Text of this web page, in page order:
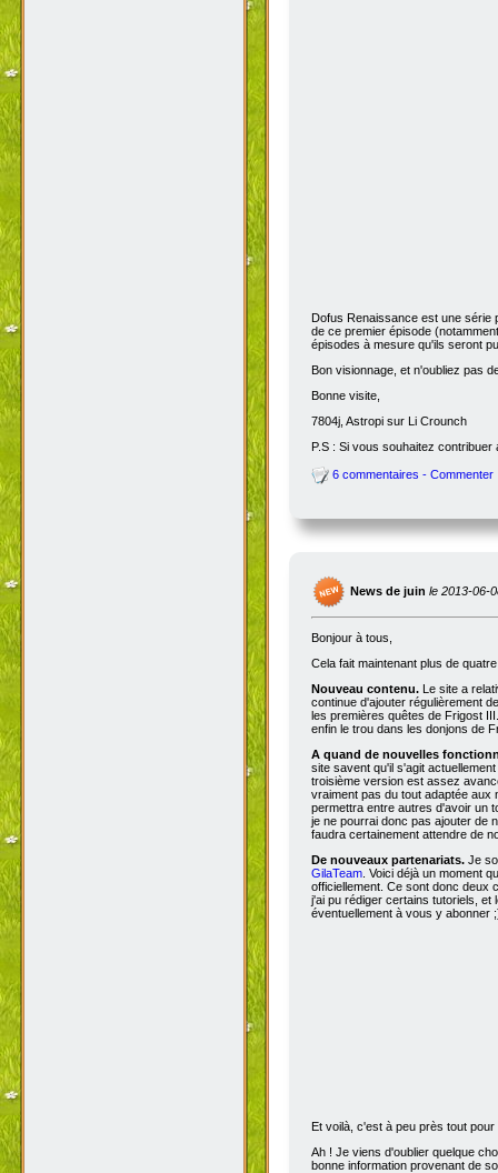
Dofus Renaissance est une série
de ce premier épisode
épisodes à mesure qu'ils seront
Bon visionnage, et n'oubliez pas
Bonne visite,
7804j, Astropi sur Li Crounch
P.S : Si vous souhaitez
6 commentaires - Commenter
News de juin le 2013-06-
Bonjour à tous,
Cela fait maintenant plus de
Nouveau contenu. Le site a
continue d'ajouter régulièrement
les premières quêtes de Frigost
enfin le trou dans les donjons de
A quand de nouvelles
site savent qu'il s'agit
troisième version est assez
vraiment pas du tout adaptée aux
permettra entre autres d'avoir un
je ne pourrai donc pas ajouter de
faudra certainement attendre de
De nouveaux partenariats. Je
GilaTeam . Voici déjà un moment
officiellement. Ce sont donc deux
j'ai pu rédiger certains tutoriels,
éventuellement à vous y abonner
Et voilà, c'est à peu près tout
Ah ! Je viens d'oublier quelque
bonne information provenant de